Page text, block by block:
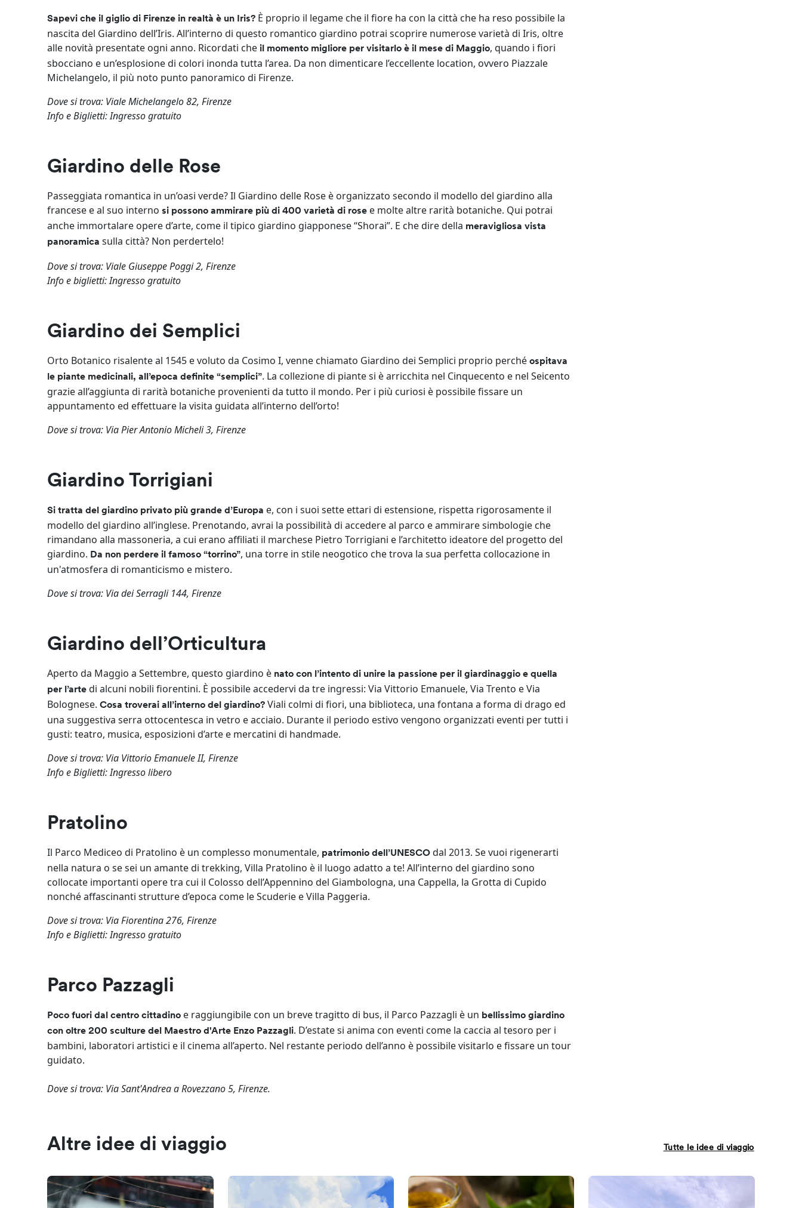
Sapevi che il giglio di Firenze in realtà è un Iris? È proprio il legame che il fiore ha con la città che ha reso possibile la
nascita del Giardino dell’Iris. All’interno di questo romantico giardino potrai scoprire numerose varietà di Iris, oltre
alle novità presentate ogni anno. Ricordati cheil momento migliore per visitarlo è il mese di Maggio, quando i fiori
sbocciano e un’esplosione di colori inonda tutta l’area. Da non dimenticare l’eccellente location, ovvero Piazzale
Michelangelo, il più noto punto panoramico di Firenze.
Dove si trova: Viale Michelangelo 82, Firenze
Info e Biglietti: Ingresso gratuito
Giardino delle Rose
Passeggiata romantica in un’oasi verde? Il Giardino delle Rose è organizzato secondo il modello del giardino alla
francese e al suo internosi possono ammirare più di 400 varietà di rose e molte altre rarità botaniche. Qui potrai
anche immortalare opere d’arte, come il tipico giardino giapponese “Shorai”. E che dire della meravigliosa vista
panoramicasulla città? Non perdertelo!
Dove si trova: Viale Giuseppe Poggi 2, Firenze
Info e biglietti: Ingresso gratuito
Giardino dei Semplici
Orto Botanico risalente al 1545 e voluto da Cosimo I, venne chiamato Giardino dei Semplici proprio perchéospitava
le piante medicinali, all’epoca definite “semplici”. La collezione di piante si è arricchita nel Cinquecento e nel Seicento
grazie all’aggiunta di rarità botaniche provenienti da tutto il mondo. Per i più curiosi è possibile fissare un
appuntamento ed effettuare la visita guidata all’interno dell’orto!
Dove si trova: Via Pier Antonio Micheli 3, Firenze
Giardino Torrigiani
Si tratta del giardino privato più grande d’Europa e, con i suoi sette ettari di estensione, rispetta rigorosamente il
modello del giardino all’inglese. Prenotando, avrai la possibilità di accedere al parco e ammirare simbologie che
rimandano alla massoneria, a cui erano affiliati il marchese Pietro Torrigiani e l’architetto ideatore del progetto del
giardino. Da non perdere il famoso “torrino”, una torre in stile neogotico che trova la sua perfetta collocazione in
un'atmosfera di romanticismo e mistero.
Dove si trova: Via dei Serragli 144, Firenze
Giardino dell’Orticultura
Aperto da Maggio a Settembre, questo giardino è nato con l’intento di unire la passione per il giardinaggio e quella
per l’arte di alcuni nobili fiorentini. È possibile accedervi da tre ingressi: Via Vittorio Emanuele, Via Trento e Via
Bolognese.Cosa troverai all’interno del giardino? Viali colmi di fiori, una biblioteca, una fontana a forma di drago ed
una suggestiva serra ottocentesca in vetro e acciaio. Durante il periodo estivo vengono organizzati eventi per tutti i
gusti: teatro, musica, esposizioni d’arte e mercatini di handmade.
Dove si trova: Via Vittorio Emanuele II, Firenze
Info e Biglietti: Ingresso libero
Pratolino
Il Parco Mediceo di Pratolino è un complesso monumentale, patrimonio dell’UNESCO dal 2013. Se vuoi rigenerarti
nella natura o se sei un amante di trekking, Villa Pratolino è il luogo adatto a te! All’interno del giardino sono
collocate importanti opere tra cui il Colosso dell’Appennino del Giambologna, una Cappella, la Grotta di Cupido
nonché affascinanti strutture d’epoca come le Scuderie e Villa Paggeria.
Dove si trova: Via Fiorentina 276, Firenze
Info e Biglietti: Ingresso gratuito
Parco Pazzagli
Poco fuori dal centro cittadino e raggiungibile con un breve tragitto di bus, il Parco Pazzagli è un bellissimo giardino
con oltre 200 sculture del Maestro d'Arte Enzo Pazzagli. D’estate si anima con eventi come la caccia al tesoro per i
bambini, laboratori artistici e il cinema all’aperto. Nel restante periodo dell’anno è possibile visitarlo e fissare un tour
guidato.
Dove si trova: Via Sant'Andrea a Rovezzano 5, Firenze.
Altre idee di viaggio Tutte le idee di viaggio